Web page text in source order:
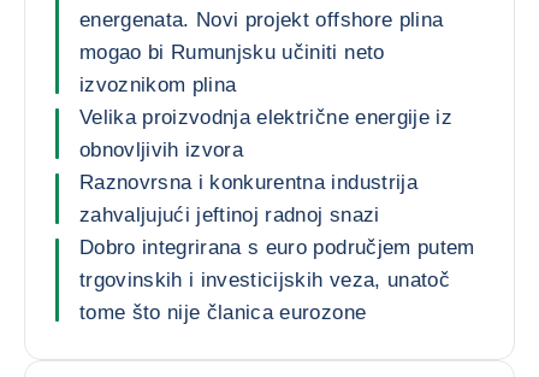
energenata. Novi projekt offshore plina
mogao bi Rumunjsku učiniti neto
izvoznikom plina
Velika proizvodnja električne energije iz
obnovljivih izvora
Raznovrsna i konkurentna industrija
zahvaljujući jeftinoj radnoj snazi
Dobro integrirana s euro područjem putem
trgovinskih i investicijskih veza, unatoč
tome što nije članica eurozone